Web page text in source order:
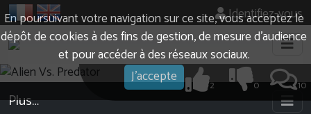
En poursuivant votre navigation sur ce site, vous acceptez le
dépôt de cookies à des fins de gestion, de mesure d’audience
et pour accéder à des réseaux sociaux.
J'accepte
Identifiez-vous
10
0
2
Plus…